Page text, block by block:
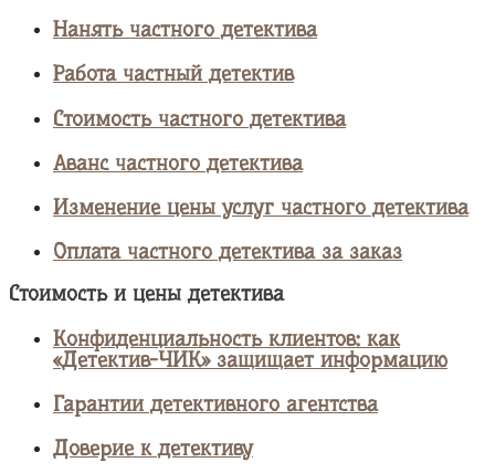
Нанять частного детектива
Работа частный детектив
Стоимость частного детектива
Аванс частного детектива
Изменение цены услуг частного детектива
Оплата частного детектива за заказ
Стоимость и цены детектива
Конфиденциальность клиентов: как
«Детектив-ЧИК» защищает информацию
Гарантии детективного агентства
Доверие к детективу